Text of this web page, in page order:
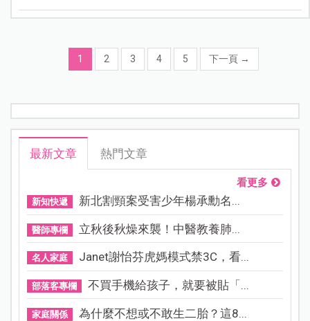
逐漸從各層面不斷入侵你我的生活，也帶來不小的健康
1 2 3 4 5 下一頁 →
最新文章 熱門文章
看更多
新知快遞 新北割頸案受害少年楊承勳名...
醫師專欄 立秋後秋燥來襲！中醫教養肺...
名人家庭 Janet謝怡芬虎媽模式禁3C，看...
部落客專欄 不買手機給孩子，就要被貼「...
家庭關係 為什麼不想或不敢生二胎？這8...